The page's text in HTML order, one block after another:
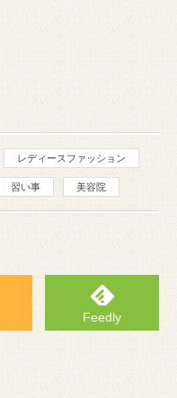
レディースファッション
習い事 美容院
Feedly